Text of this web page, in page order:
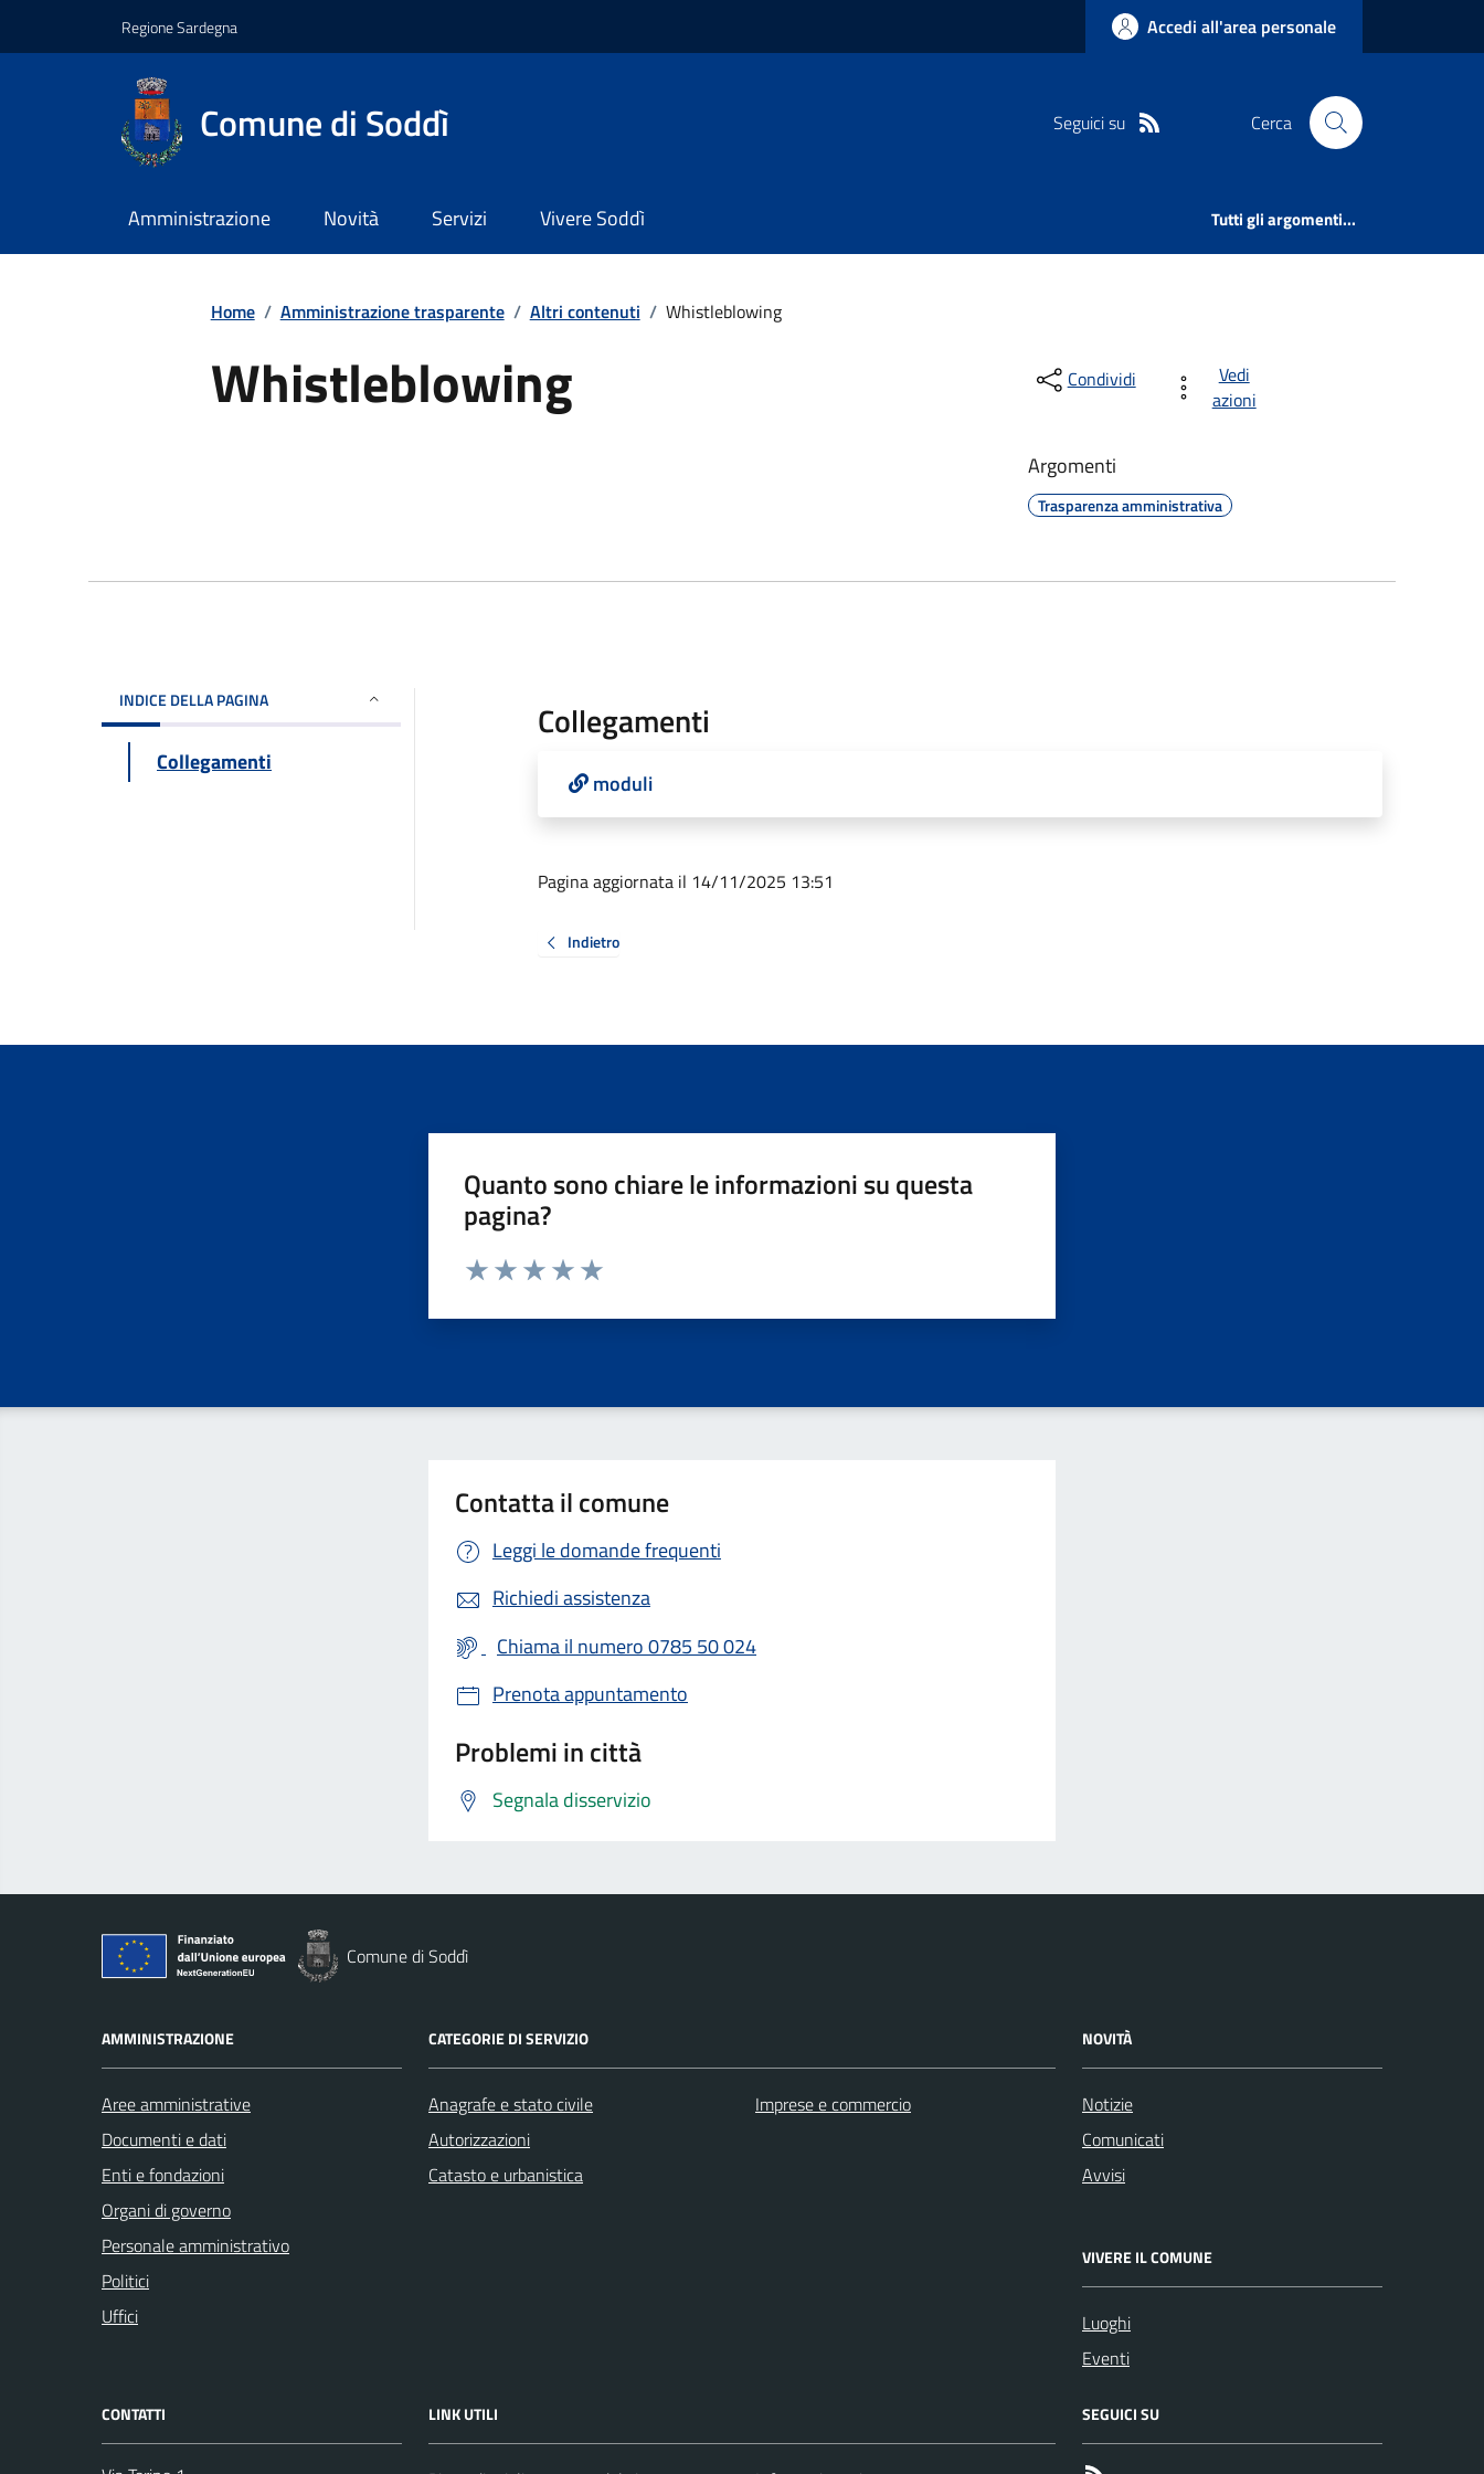
Regione Sardegna Accedi all'area personale
Comune di Soddì Seguici su Cerca
Amministrazione Novità Servizi Vivere Soddì Tutti gli argomenti...
Home / Amministrazione trasparente / Altri contenuti / Whistleblowing
Whistleblowing Condividi
Vedi
azioni
Argomenti
Trasparenza amministrativa
INDICE DELLA PAGINA
Collegamenti
Collegamenti
moduli
Pagina aggiornata il 14/11/2025 13:51
Indietro
Quanto sono chiare le informazioni su questa
pagina?
Valuta da 1 a 5 stelle la pagina
Contatta il comune
Leggi le domande frequenti
Richiedi assistenza
Chiama il numero 0785 50 024
Prenota appuntamento
Problemi in città
Segnala disservizio
Comune di Soddì
AMMINISTRAZIONE
Aree amministrative
Documenti e dati
Enti e fondazioni
Organi di governo
Personale amministrativo
Politici
Uffici
CATEGORIE DI SERVIZIO
Anagrafe e stato civile
Autorizzazioni
Catasto e urbanistica
Imprese e commercio
NOVITÀ
Notizie
Comunicati
Avvisi
VIVERE IL COMUNE
Luoghi
Eventi
CONTATTI LINK UTILI SEGUICI SU